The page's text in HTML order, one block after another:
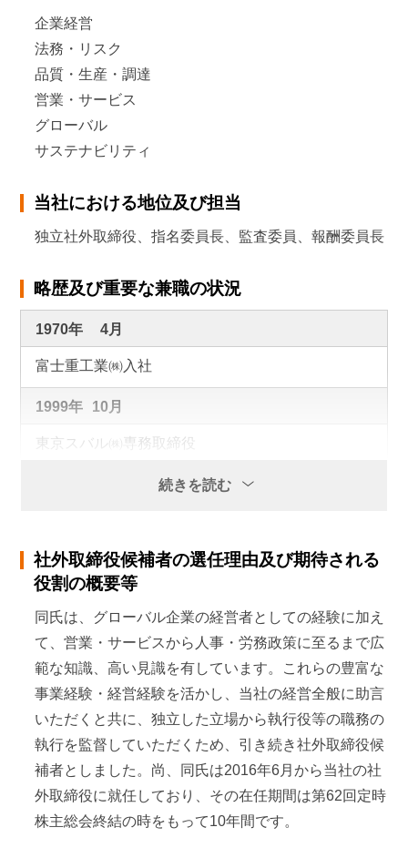
企業経営
法務・リスク
品質・生産・調達
営業・サービス
グローバル
サステナビリティ
当社における地位及び担当
独立社外取締役、指名委員長、監査委員、報酬委員長
略歴及び重要な兼職の状況
1970年 4月
富士重工業㈱入社
1999年 10月
東京スバル㈱専務取締役
ー長
2003年 6月
常務執行役員スバル日本営業本部長兼スバルマーケテ
ィング本部長
2005年 4月
常務執行役員人事部長
2006年 6月
取締役兼専務執行役員兼人事部長
続きを読む
社外取締役候補者の選任理由及び期待される
役割の概要等
同氏は、グローバル企業の経営者としての経験に加え
て、営業・サービスから人事・労務政策に至るまで広
範な知識、高い見識を有しています。これらの豊富な
事業経験・経営経験を活かし、当社の経営全般に助言
いただくと共に、独立した立場から執行役等の職務の
執行を監督していただくため、引き続き社外取締役候
補者としました。尚、同氏は2016年6月から当社の社
外取締役に就任しており、その在任期間は第62回定時
株主総会終結の時をもって10年間です。